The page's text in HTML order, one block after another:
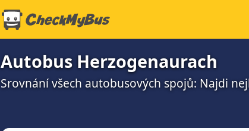
Autobus Herzogenaurach
Srovnání všech autobusových spojů: Najdi